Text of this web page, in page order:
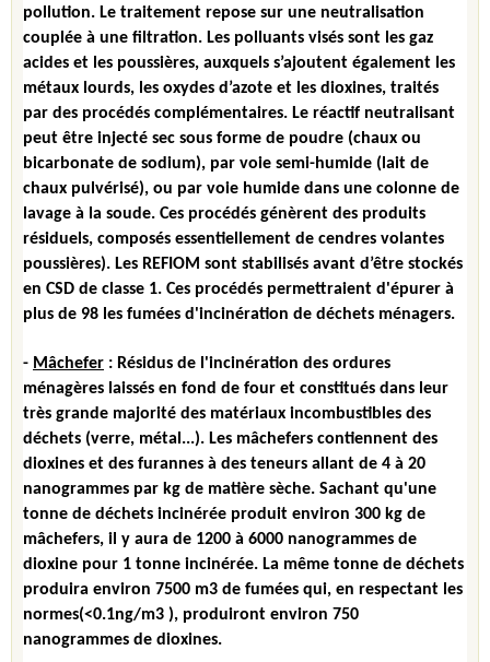
pollution. Le traitement repose sur une neutralisation
couplée à une filtration. Les polluants visés sont les gaz
acides et les poussières, auxquels s’ajoutent également les
métaux lourds, les oxydes d’azote et les dioxines, traités
par des procédés complémentaires. Le réactif neutralisant
peut être injecté sec sous forme de poudre (chaux ou
bicarbonate de sodium), par voie semi-humide (lait de
chaux pulvérisé), ou par voie humide dans une colonne de
lavage à la soude. Ces procédés génèrent des produits
résiduels, composés essentiellement de cendres volantes
poussières). Les REFIOM sont stabilisés avant d’être stockés
en CSD de classe 1. Ces procédés permettraient d'épurer à
plus de 98 les fumées d'incinération de déchets ménagers.
- Mâchefer : Résidus de l'incinération des ordures
ménagères laissés en fond de four et constitués dans leur
très grande majorité des matériaux incombustibles des
déchets (verre, métal...). Les mâchefers contiennent des
dioxines et des furannes à des teneurs allant de 4 à 20
nanogrammes par kg de matière sèche. Sachant qu'une
tonne de déchets incinérée produit environ 300 kg de
mâchefers, il y aura de 1200 à 6000 nanogrammes de
dioxine pour 1 tonne incinérée. La même tonne de déchets
produira environ 7500 m3 de fumées qui, en respectant les
normes(<0.1ng/m3 ), produiront environ 750
nanogrammes de dioxines.